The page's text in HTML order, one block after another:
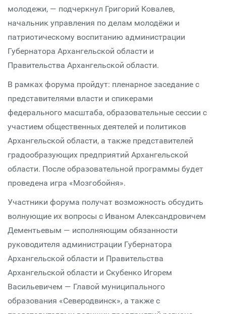
молодежи, — подчеркнул Григорий Ковалев,
начальник управления по делам молодёжи и
патриотическому воспитанию администрации
Губернатора Архангельской области и
Правительства Архангельской области.
В рамках форума пройдут: пленарное заседание с
представителями власти и спикерами
федерального масштаба, образовательные сессии с
участием общественных деятелей и политиков
Архангельской области, а также представителей
градообразующих предприятий Архангельской
области. После образовательной программы будет
проведена игра «Мозгобойня».
Участники форума получат возможность обсудить
волнующие их вопросы с Иваном Александровичем
Дементьевым — исполняющим обязанности
руководителя администрации Губернатора
Архангельской области и Правительства
Архангельской области и Скубенко Игорем
Васильевичем — Главой муниципального
образования «Северодвинск», а также с